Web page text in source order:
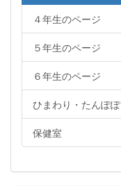
４年生のページ
５年生のページ
６年生のページ
ひまわり・たんぽぽ
保健室